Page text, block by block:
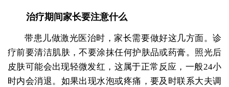
治疗期间家长要注意什么
带患儿做激光医治时，家长需要做好这几方面。诊
疗前要清洁肌肤，不要涂抹任何护肤品或药膏。照光后
皮肤可能会出现轻微发红，这属于正常反应，一般24小
时内会消退。如果出现水泡或疼痛，要及时联系大夫调